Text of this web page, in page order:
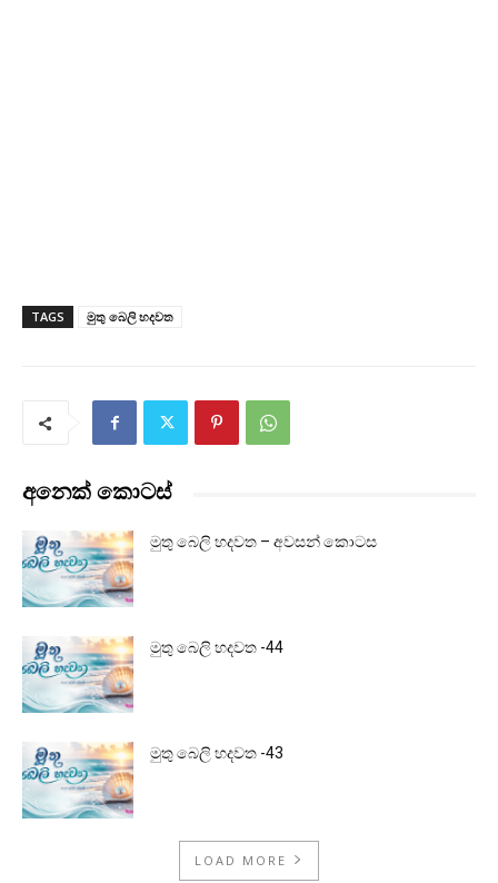
TAGS මුතු බෙලි හදවත
අනෙක් කොටස්
මුතු බෙලි හදවත – අවසන් කොටස
මුතු බෙලි හදවත -44
මුතු බෙලි හදවත -43
LOAD MORE